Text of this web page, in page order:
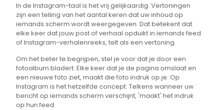
In de Instagram-taal is het vrij gelijkaardig. Vertoningen
zijn een telling van het aantal keren dat uw inhoud op
iemands scherm wordt weergegeven. Dat betekent dat
elke keer dat jouw post of verhaal opduikt in iemands feed
of Instagram-verhalenreeks, telt als een vertoning.
Om het beter te begrijpen, stel je voor dat je door een
fotoalbum bladert. Elke keer dat je de pagina omslaat en
een nieuwe foto ziet, maakt die foto indruk op je. Op
Instagram is het hetzelfde concept. Telkens wanneer uw
bericht op iemands scherm verschijnt, 'maakt' het indruk
op hun feed.